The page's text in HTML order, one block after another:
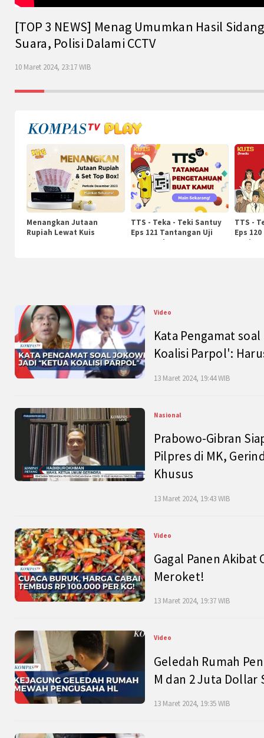
[TOP 3 NEWS] Menag Umumkan Hasil
Suara, Polisi Dalami CCTV
10 Maret 2024, 23:17 WIB
Menangkan Jutaan
Rupiah Lewat Kuis
TTS - Teka - Teki Santuy
Eps 121 Tantangan Uji
Pengetahuan
TTS -
Eps
Video
Kata Pengamat
Koalisi Parpol':
13 Maret 2024, 19:44 WIB
Nasional
Prabowo-Gibran
Pilpres di MK,
Khusus
13 Maret 2024, 19:43 WIB
Video
Gagal Panen Akibat
Meroket!
13 Maret 2024, 19:37 WIB
Video
Geledah Rumah
M dan 2 Juta Dollar
13 Maret 2024, 19:35 WIB